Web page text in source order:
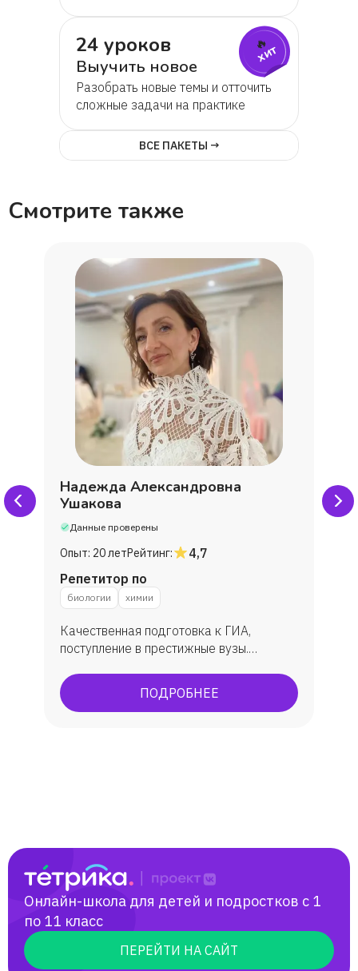
24 уроков
Выучить новое
Разобрать новые темы и отточить
сложные задачи на практике
🔥
хит
ВСЕ ПАКЕТЫ →
Смотрите также
Надежда Александровна
Ушакова
Данные проверены
Опыт: 20 летРейтинг:
4,7
Репетитор по
биологии химии
Качественная подготовка к ГИА,
поступление в престижные вузы.
балл 86 бб. ОГЭ всегда успешно, всегда
максимально сдают.ПОДРОБНЕЕ
Онлайн-школа для детей и подростков с 1
по 11 класс
ПЕРЕЙТИ НА САЙТ